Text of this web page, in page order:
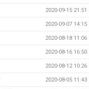
2020-09-15 21:51
2020-09-07 14:15
2020-08-18 11:06
2020-08-16 16:50
2020-08-12 10:26
2020-08-05 11:43